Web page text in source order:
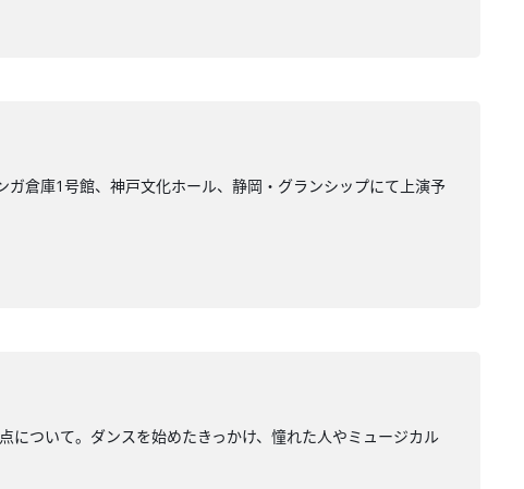
倉庫1号館、神戸文化ホール、静岡・グランシップにて上演予
ついて。ダンスを始めたきっかけ、憧れた人やミュージカル